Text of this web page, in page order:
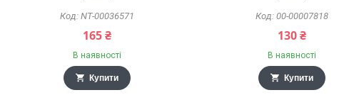
NT-00036571
165 ₴
В наявності
Купити
00-00007818
130 ₴
В наявності
Купити